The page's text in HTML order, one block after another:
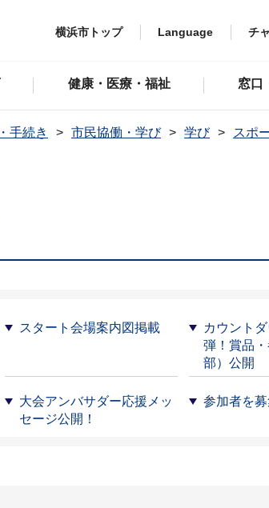
横浜市トップ Language チ
健康・医療・福祉 窓口
手続き 市民協働・学び 学び スポ
スタート会場案内図掲載
カウント
弾！賞品
部）公開
大会アンバサダー応援メッ
セージ公開！
参加者を募